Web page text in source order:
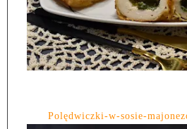
Polędwiczki-w-sosie-